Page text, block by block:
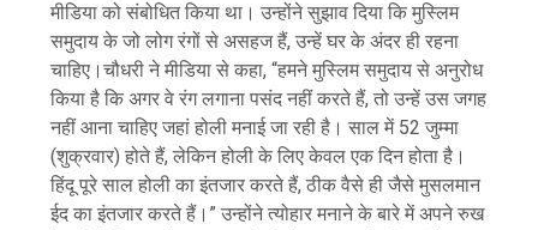
मीडिया को संबोधित किया था। उन्होंने सुझाव दिया कि मुस्लिम
समुदाय के जो लोग रंगों से असहज हैं, उन्हें घर के अंदर ही रहना
चाहिए।चौधरी ने मीडिया से कहा, “हमने मुस्लिम समुदाय से अनुरोध
किया है कि अगर वे रंग लगाना पसंद नहीं करते हैं, तो उन्हें उस जगह
नहीं आना चाहिए जहां होली मनाई जा रही है। साल में 52 जुम्मा
(शुक्रवार) होते हैं, लेकिन होली के लिए केवल एक दिन होता है।
हिंदू पूरे साल होली का इंतजार करते हैं, ठीक वैसे ही जैसे मुसलमान
ईद का इंतजार करते हैं।” उन्होंने त्योहार मनाने के बारे में अपने रुख